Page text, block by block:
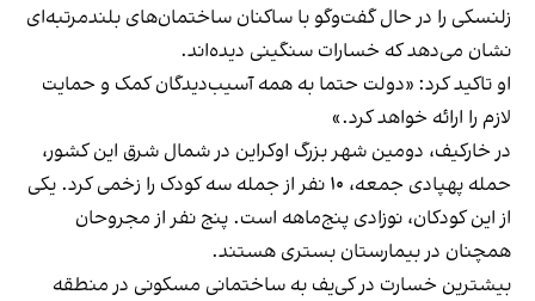
زلنسکی را در حال گفت‌وگو با ساکنان ساختمان‌های بلندمرتبه‌ای
نشان می‌دهد که خسارات سنگینی دیده‌اند.
او تاکید کرد: «دولت حتما به همه آسیب‌دیدگان کمک و حمایت
لازم را ارائه خواهد کرد.»
در خارکیف، دومین شهر بزرگ اوکراین در شمال‌ شرق این کشور،
حمله پهپادی جمعه، ۱۰ نفر از جمله سه کودک را زخمی کرد. یکی
از این کودکان، نوزادی پنج‌ماهه است. پنج نفر از مجروحان
همچنان در بیمارستان بستری هستند.
بیشترین خسارت در کی‌یف به ساختمانی مسکونی در منطقه